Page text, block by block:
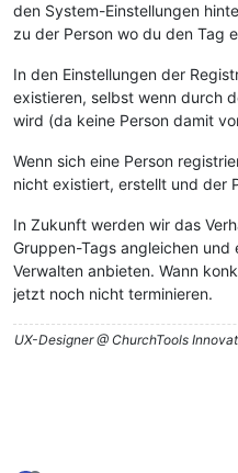
den System-Einstellungen
zu der Person wo du den Tag
In den Einstellungen der
existieren, selbst wenn durch
wird (da keine Person damit
Wenn sich eine Person
nicht existiert, erstellt und der
In Zukunft werden wir das
Gruppen-Tags angleichen
Verwalten anbieten. Wann
jetzt noch nicht terminieren.
UX-Designer @ ChurchTools